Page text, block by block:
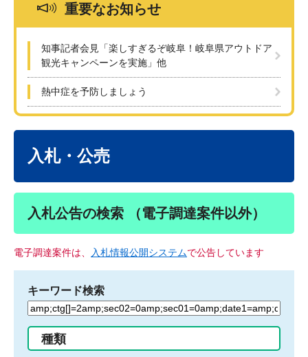
重要なお知らせ
知事記者会見「楽しすぎるぞ岐阜！岐阜県アウトドア
観光キャンペーンを実施」他
熱中症を予防しましょう
入札・公売
入札公告の検索 （電子調達案件以外）
電子調達案件は、 入札情報公開システムで公告しています
キーワード検索
検
る
種類